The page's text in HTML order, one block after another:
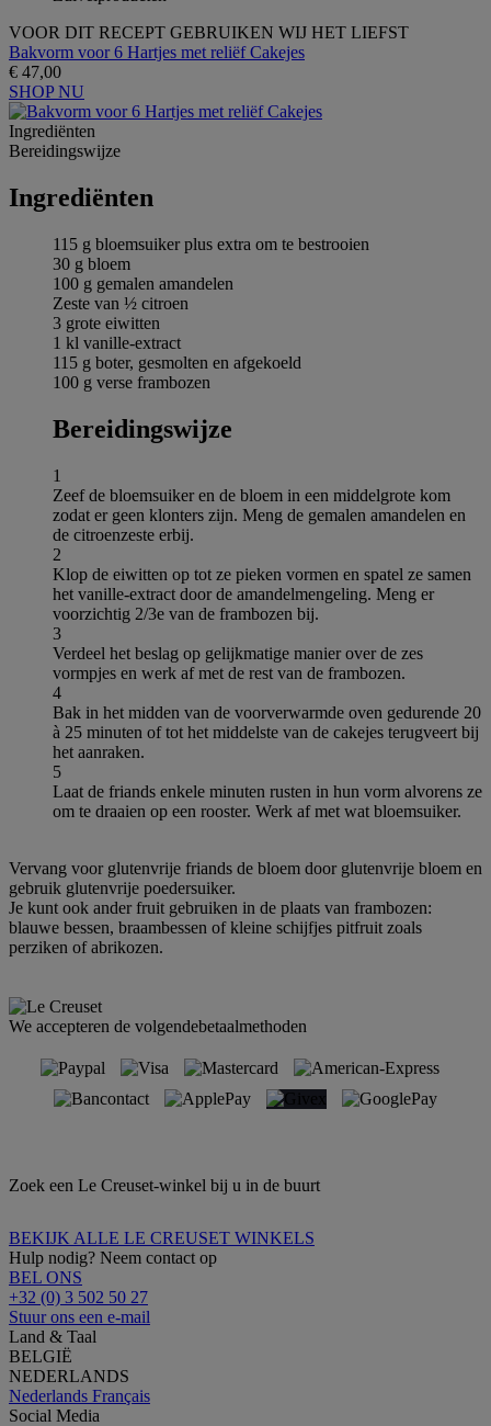
VOOR DIT RECEPT GEBRUIKEN WIJ HET LIEFST
Bakvorm voor 6 Hartjes met reliëf Cakejes
€ 47,00
SHOP NU
Ingrediёnten
Bereidingswijze
Ingrediёnten
115 g bloemsuiker plus extra om te bestrooien
30 g bloem
100 g gemalen amandelen
Zeste van ½ citroen
3 grote eiwitten
1 kl vanille-extract
115 g boter, gesmolten en afgekoeld
100 g verse frambozen
Bereidingswijze
1
Zeef de bloemsuiker en de bloem in een middelgrote kom
zodat er geen klonters zijn. Meng de gemalen amandelen en
de citroenzeste erbij.
2
Klop de eiwitten op tot ze pieken vormen en spatel ze samen
het vanille-extract door de amandelmengeling. Meng er
voorzichtig 2/3e van de frambozen bij.
3
Verdeel het beslag op gelijkmatige manier over de zes
vormpjes en werk af met de rest van de frambozen.
4
Bak in het midden van de voorverwarmde oven gedurende 20
à 25 minuten of tot het middelste van de cakejes terugveert bij
het aanraken.
5
Laat de friands enkele minuten rusten in hun vorm alvorens ze
om te draaien op een rooster. Werk af met wat bloemsuiker.
Vervang voor glutenvrije friands de bloem door glutenvrije bloem en
gebruik glutenvrije poedersuiker.
Je kunt ook ander fruit gebruiken in de plaats van frambozen:
blauwe bessen, braambessen of kleine schijfjes pitfruit zoals
perziken of abrikozen.
We accepteren de volgendebetaalmethoden
Zoek een Le Creuset-winkel bij u in de buurt
BEKIJK ALLE LE CREUSET WINKELS
Hulp nodig? Neem contact op
BEL ONS
+32 (0) 3 502 50 27
Stuur ons een e-mail
Land & Taal
BELGIË
NEDERLANDS
Nederlands Français
Social Media